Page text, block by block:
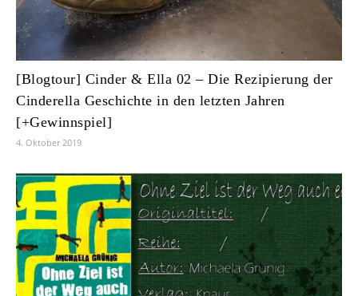
[Blogtour] Cinder & Ella 02 – Die Rezipierung der
Cinderella Geschichte in den letzten Jahren
[+Gewinnspiel]
4. Oktober 2019